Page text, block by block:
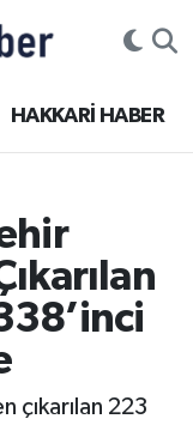
HAKKARİ HABER
çıkarılan 223